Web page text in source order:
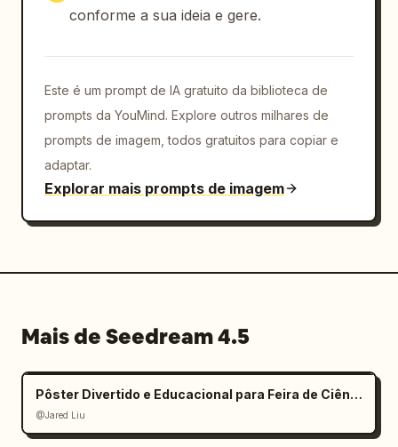
conforme a sua ideia e gere.
Este é um prompt de IA gratuito da biblioteca de
prompts da YouMind. Explore outros milhares de
prompts de imagem, todos gratuitos para copiar e
adaptar.
Explorar mais prompts de imagem
Mais de Seedream 4.5
Pôster Divertido e Educacional para Feira de Ciências Infantil
@Jared Liu